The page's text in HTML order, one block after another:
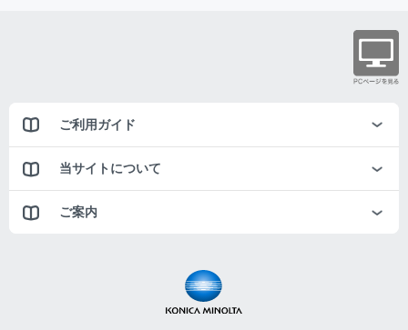
ご利用ガイド
当サイトについて
ご案内